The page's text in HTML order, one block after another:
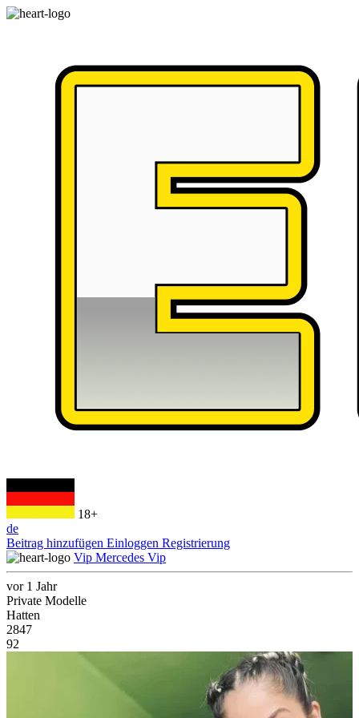
18+
de
Beitrag hinzufügen Einloggen Registrierung
Vip Mercedes Vip
vor 1 Jahr
Private Modelle
Hatten
2847
92